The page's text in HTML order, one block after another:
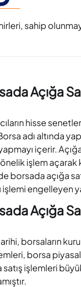
sahip
Açığa
hisse
adı altında
içerir.
işlem açarak
borsada açığa
engelleyen
Açığa
borsaların
borsa
satış işlemleri